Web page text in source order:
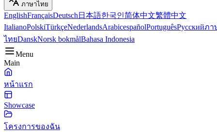
ภาษาไทย
EnglishFrançaisDeutsch 日本語한국인简体中文繁體中文
ItalianoPolskiTürkçeNederlandsArabicespañolPortuguêsРусскийภา
ไทยDanskNorsk bokmålBahasa Indonesia
Menu
Main
หน้าแรก
Showcase
โครงการของฉัน